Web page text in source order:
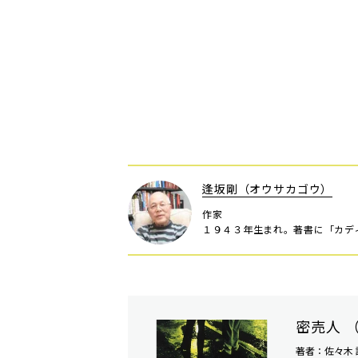
逢坂剛（オウサカゴウ）
作家
１９４３年生まれ。著書に「カ
密売人
著者：佐々木